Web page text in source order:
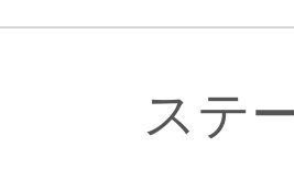
ステ